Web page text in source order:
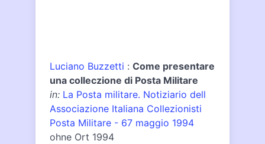
Luciano Buzzetti : Come presentare
una colleczione di Posta Militare
in: La Posta militare. Notiziario dell
Associazione Italiana Collezionisti
Posta Militare - 67 maggio 1994
ohne Ort 1994